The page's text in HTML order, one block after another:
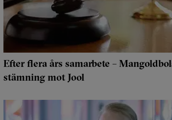
Efter flera års samarbete –
stämning mot Jool